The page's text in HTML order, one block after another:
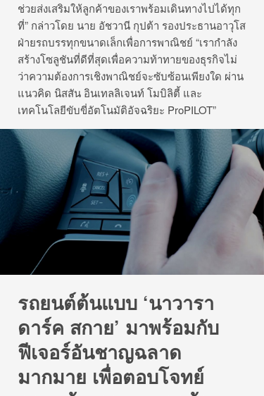
ช่วยส่งเสริมให้ลูกค้าของเราพร้อมเดินทางไปได้ทุก
ที่” กล่าวโดย นาย อัชวานี กุปต้า รองประธานอาวุโส
ฝ่ายรถบรรทุกขนาดเล็กเพื่อการพาณิชย์ “เรากำลัง
สร้างโซลูชันที่ดีที่สุดเพื่อความท้าทายของธุรกิจไม่
ว่าความต้องการเชิงพาณิชย์จะซับซ้อนเพียงใด ผ่าน
แนวคิด นิสสัน อินเทลลิเจนท์ โมบิลิตี้ และ
เทคโนโลยีขับขี่อัตโนมัติอัจฉริยะ ProPILOT”
รถยนต์ต้นแบบ ‘นาวารา
ดาร์ค สกาย’ มาพร้อมกับ
ฟีเจอร์อันชาญฉลาด
มากมาย เพื่อตอบโจทย์